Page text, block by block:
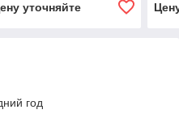
уточняйте
год